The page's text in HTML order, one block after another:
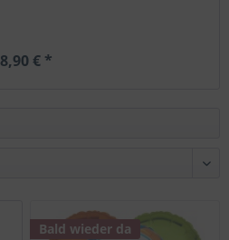
8,90 € *
Bald wieder da